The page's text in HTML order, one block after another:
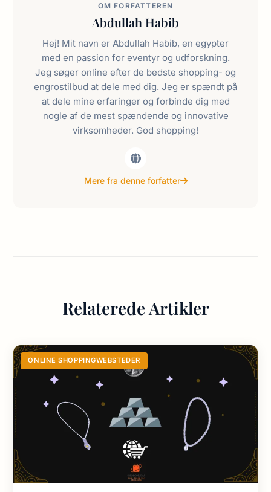
OM FORFATTEREN
Abdullah Habib
Hej! Mit navn er Abdullah Habib, en egypter
med en passion for eventyr og udforskning.
Jeg søger online efter de bedste shopping- og
engrostilbud at dele med dig. Jeg er spændt på
at dele mine erfaringer og forbinde dig med
nogle af de mest spændende og innovative
virksomheder. God shopping!
Mere fra denne forfatter
Relaterede Artikler
ONLINE SHOPPINGWEBSTEDER